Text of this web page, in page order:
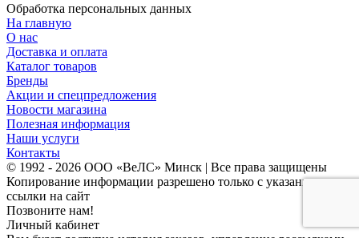
Обработка персональных данных
На главную
О нас
Доставка и оплата
Каталог товаров
Бренды
Акции и спецпредложения
Новости магазина
Полезная информация
Наши услуги
Контакты
© 1992 - 2026 ООО «ВеЛС» Минск | Все права защищены
Копирование информации разрешено только с указанием
ссылки на сайт
Позвоните нам!
Личный кабинет